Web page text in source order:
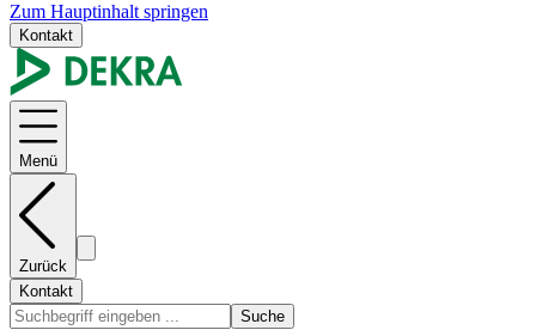
Zum Hauptinhalt springen
Kontakt
Menü
Zurück
Kontakt
Suche